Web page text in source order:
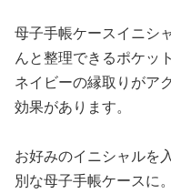
母子手帳ケースイニシ
んと整理できるポケッ
ネイビーの縁取りがア
効果があります。
お好みのイニシャルを
別な母子手帳ケースに。